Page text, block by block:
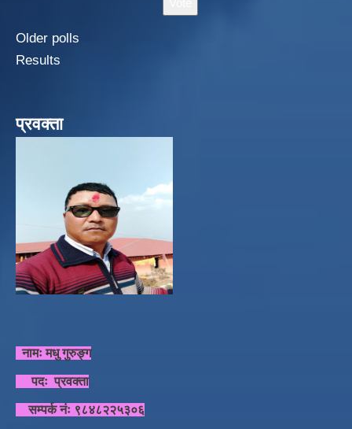
Older polls
Results
प्रवक्ता
नामः मधु गुरुङ्ग
पदः प्रवक्ता
सम्पर्क नंः ९८४८२२५३०६